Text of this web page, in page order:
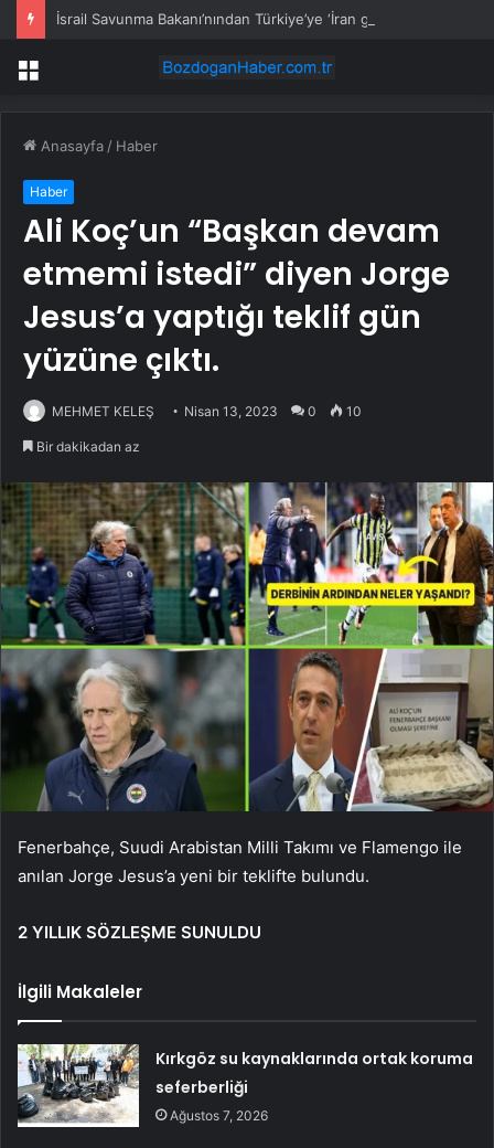
Menü
Anasayfa / Haber
Haber
Ali Koç’un “Başkan devam
etmemi istedi” diyen Jorge
Jesus’a yaptığı teklif gün
yüzüne çıktı.
MEHMET KELEŞ Nisan 13, 2023 0 10
Bir dakikadan az
Fenerbahçe, Suudi Arabistan Milli Takımı ve Flamengo ile
anılan Jorge Jesus’a yeni bir teklifte bulundu.
2 YILLIK SÖZLEŞME SUNULDU
İlgili Makaleler
Kırkgöz su kaynaklarında ortak koruma
seferberliği
Ağustos 7, 2026